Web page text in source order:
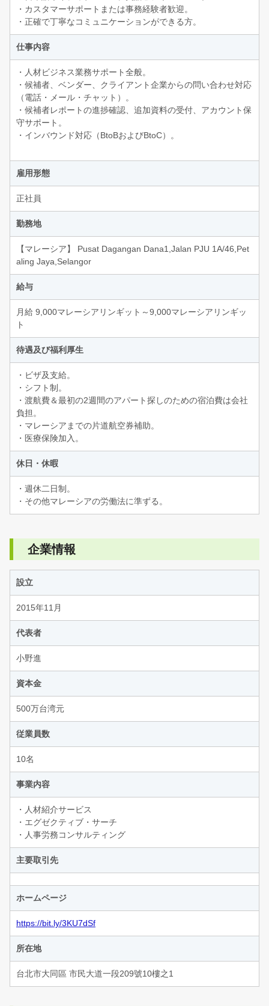
・カスタマーサポートまたは事務経験者歓迎。
・正確で丁寧なコミュニケーションができる方。
仕事内容
・人材ビジネス業務サポート全般。
・候補者、ベンダー、クライアント企業からの問い合わせ対応
（電話・メール・チャット）。
・候補者レポートの進捗確認、追加資料の受付、アカウント保
守サポート。
・インバウンド対応（BtoBおよびBtoC）。
雇用形態
正社員
勤務地
【マレーシア】 Pusat Dagangan Dana1,Jalan PJU 1A/46,Pet
aling Jaya,Selangor
給与
月給 9,000マレーシアリンギット～9,000マレーシアリンギッ
ト
待遇及び福利厚生
・ビザ及支給。
・シフト制。
・渡航費＆最初の2週間のアパート探しのための宿泊費は会社
負担。
・マレーシアまでの片道航空券補助。
・医療保険加入。
休日・休暇
・週休二日制。
・その他マレーシアの労働法に準ずる。
企業情報
設立
2015年11月
代表者
小野進
資本金
500万台湾元
従業員数
10名
事業内容
・人材紹介サービス
・エグゼクティブ・サーチ
・人事労務コンサルティング
主要取引先
ホームページ
https://bit.ly/3KU7dSf
所在地
台北市大同區 市民大道一段209號10樓之1